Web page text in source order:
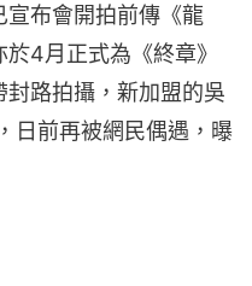
宣布會開拍前傳《龍
4月正式為《終章》
封路拍攝，新加盟的吳
日前再被網民偶遇，曝